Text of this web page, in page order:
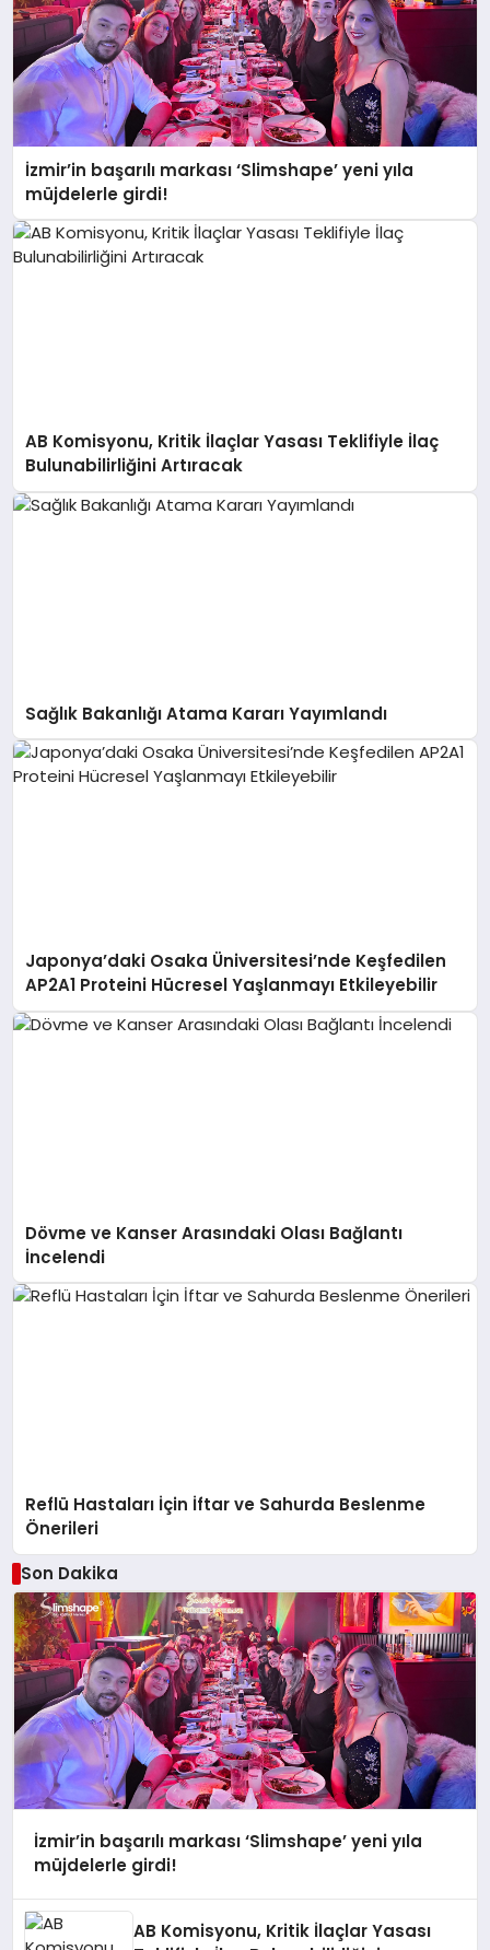
İzmir’in başarılı markası ‘Slimshape’ yeni yıla
müjdelerle girdi!
AB Komisyonu, Kritik İlaçlar Yasası Teklifiyle İlaç
Bulunabilirliğini Artıracak
Sağlık Bakanlığı Atama Kararı Yayımlandı
Japonya’daki Osaka Üniversitesi’nde Keşfedilen
AP2A1 Proteini Hücresel Yaşlanmayı Etkileyebilir
Dövme ve Kanser Arasındaki Olası Bağlantı
İncelendi
Reflü Hastaları İçin İftar ve Sahurda Beslenme
Önerileri
Son Dakika
İzmir’in başarılı markası ‘Slimshape’ yeni yıla
müjdelerle girdi!
AB Komisyonu, Kritik İlaçlar Yasası